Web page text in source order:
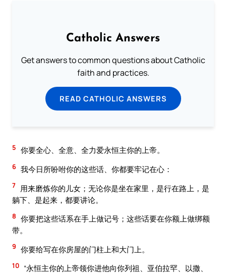
Catholic Answers
Get answers to common questions about Catholic
faith and practices.
READ CATHOLIC ANSWERS
5 你要全心、全意、全力爱永恒主你的上帝。
6 我今日所吩咐你的这些话、你都要牢记在心：
7
用来磨炼你的儿女；无论你是坐在家里，是行在路上，是
躺下、是起来，都要讲论。
8 你要把这些话系在手上做记号；这些话要在你额上做绑额
带。
9 你要给写在你房屋的门柱上和大门上。
10 “永恒主你的上帝领你进他向你列祖、亚伯拉罕、以撒、